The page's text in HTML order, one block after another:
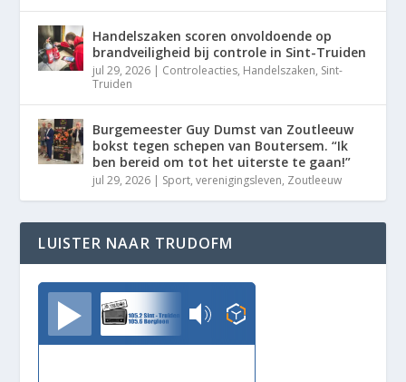
Handelszaken scoren onvoldoende op
brandveiligheid bij controle in Sint-Truiden
jul 29, 2026 Controleacties, Handelszaken, Sint-
Truiden
Burgemeester Guy Dumst van Zoutleeuw
bokst tegen schepen van Boutersem. “Ik
ben bereid om tot het uiterste te gaan!”
jul 29, 2026 Sport,verenigingsleven, Zoutleeuw
LUISTER NAAR TRUDOFM
TrudoFM